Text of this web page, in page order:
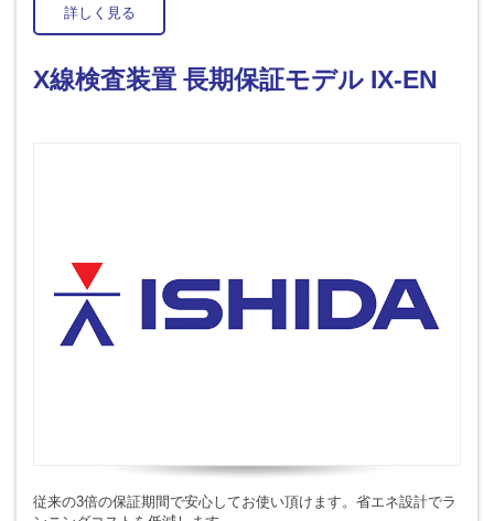
詳しく見る
X線検査装置 長期保証モデル IX-EN
従来の3倍の保証期間で安心してお使い頂けます。省エネ設計でラ